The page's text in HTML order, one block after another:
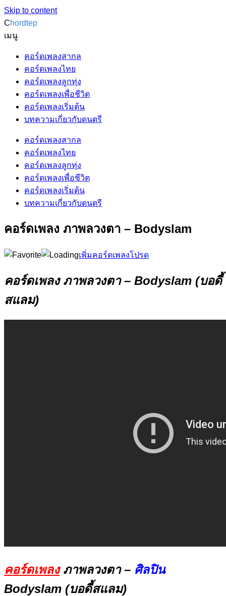
Skip to content
Chordtep
เมนู
คอร์ดเพลงสากล
คอร์ดเพลงไทย
คอร์ดเพลงลูกทุ่ง
คอร์ดเพลงเพื่อชีวิต
คอร์ดเพลงเริ่มต้น
บทความเกี่ยวกับดนตรี
คอร์ดเพลงสากล
คอร์ดเพลงไทย
คอร์ดเพลงลูกทุ่ง
คอร์ดเพลงเพื่อชีวิต
คอร์ดเพลงเริ่มต้น
บทความเกี่ยวกับดนตรี
คอร์ดเพลง ภาพลวงตา – Bodyslam
เพิ่มคอร์ดเพลงโปรด
คอร์ดเพลง ภาพลวงตา – Bodyslam (บอดี้
สแลม)
คอร์ดเพลงภาพลวงตา – ศิลปิน
Bodyslam (บอดี้สแลม)